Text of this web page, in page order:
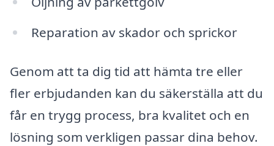
Reparation av skador och sprickor
Genom att ta dig tid att hämta tre eller
fler erbjudanden kan du säkerställa att du
får en trygg process, bra kvalitet och en
lösning som verkligen passar dina behov.